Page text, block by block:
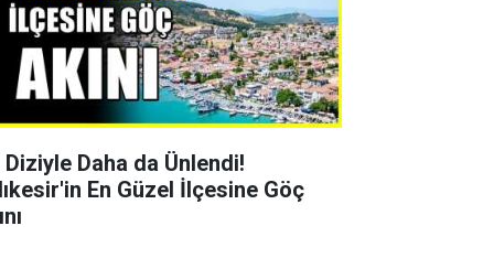
Daha da Ünlendi!
En Güzel İlçesine Göç